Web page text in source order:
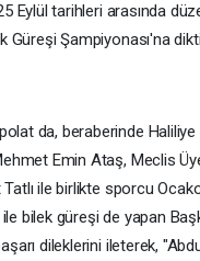
Eylül tarihleri arasında
Güreşi Şampiyonası'na
da, beraberinde Haliliye
Emin Ataş, Meclis
ile birlikte sporcu
bilek güreşi de yapan
dileklerini ileterek,